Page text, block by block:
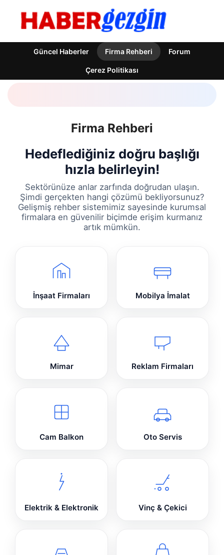
Güncel Haberler Firma Rehberi Forum
Çerez Politikası
Firma Rehberi
Hedeflediğiniz doğru başlığı
hızla belirleyin!
Sektörünüze anlar zarfında doğrudan ulaşın.
Şimdi gerçekten hangi çözümü bekliyorsunuz?
Gelişmiş rehber sistemimiz sayesinde kurumsal
firmalara en güvenilir biçimde erişim kurmanız
artık mümkün.
İnşaat Firmaları Mobilya İmalat
Mimar Reklam Firmaları
Cam Balkon Oto Servis
Elektrik & Elektronik Vinç & Çekici